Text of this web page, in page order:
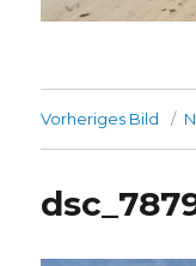
Vorheriges Bild